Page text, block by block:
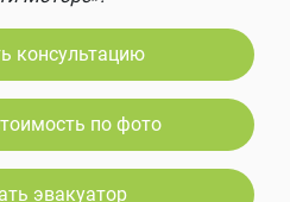
консультацию
по фото
эвакуатор